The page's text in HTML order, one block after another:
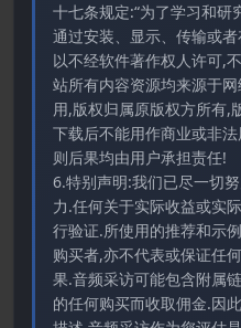
十七条规定:“为了学习和研
通过安装、显示、传输或
以不经软件著作权人许可,
站所有内容资源均来源于
用,版权归属原版权方所有,
下载后不能用作商业或非
则后果均由用户承担责任!
6.特别声明:我们已尽一切
力.任何关于实际收益或实
行验证.所使用的推荐和示
购买者,亦不代表或保证任
果.音频采访可能包含附属
的任何购买而收取佣金.因